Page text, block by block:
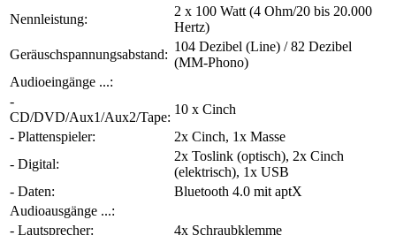
Nennleistung:
2 x 100 Watt (4 Ohm/20 bis 20.000
Hertz)
Geräuschspannungsabstand:
104 Dezibel (Line) / 82 Dezibel
(MM-Phono)
Audioeingänge ...:
-
CD/DVD/Aux1/Aux2/Tape:
10 x Cinch
- Plattenspieler:
2x Cinch, 1x Masse
- Digital:
2x Toslink (optisch), 2x Cinch
(elektrisch), 1x USB
- Daten:
Bluetooth 4.0 mit aptX
Audioausgänge ...:
- Lautsprecher:
4x Schraubklemme